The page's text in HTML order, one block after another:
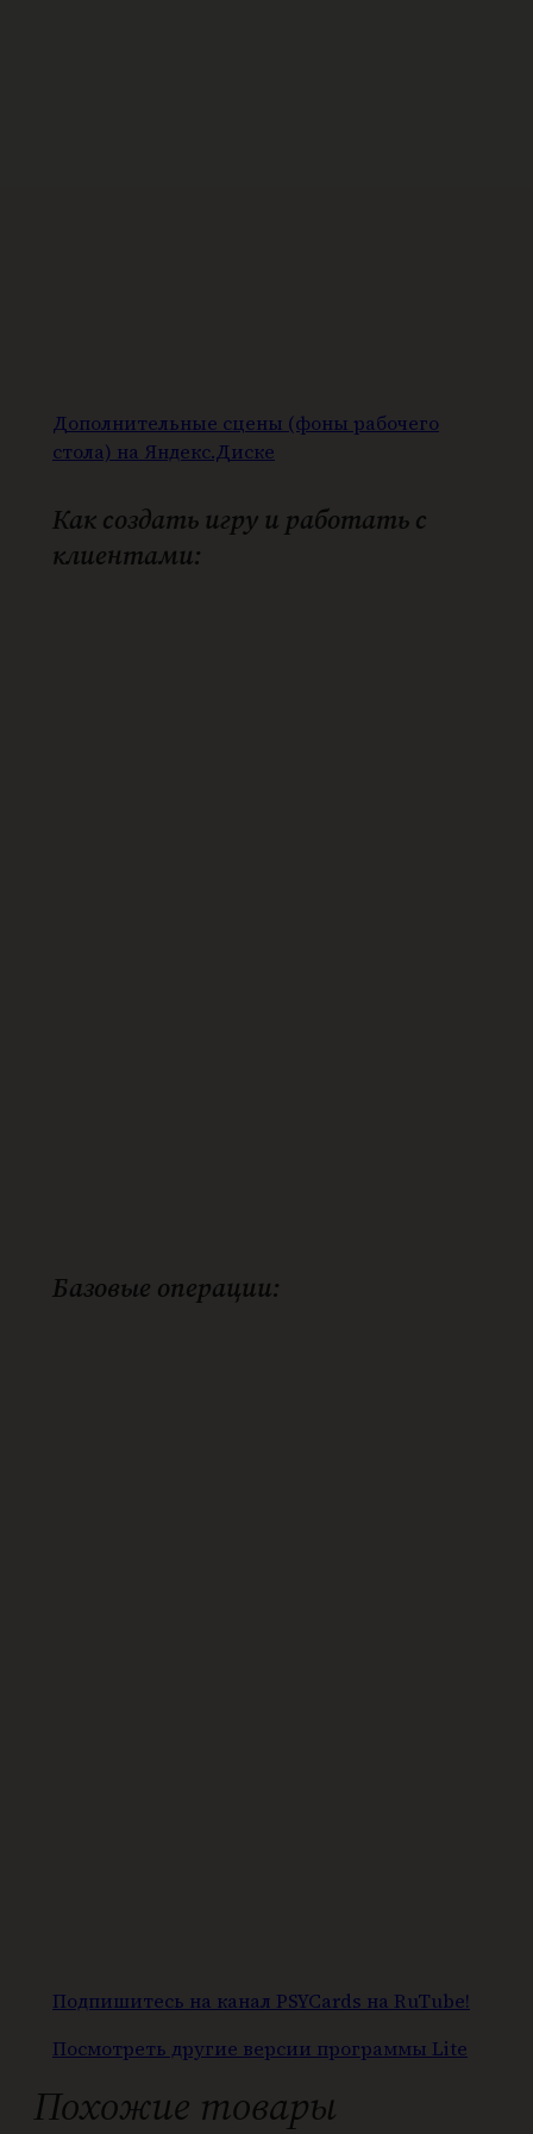
Дополнительные сцены (фоны рабочего
стола) на Яндекс.Диске
Как создать игру и работать с
клиентами:
Базовые операции:
Подпишитесь на канал PSYCards на RuTube!
Посмотреть другие версии программы Lite
Похожие товары